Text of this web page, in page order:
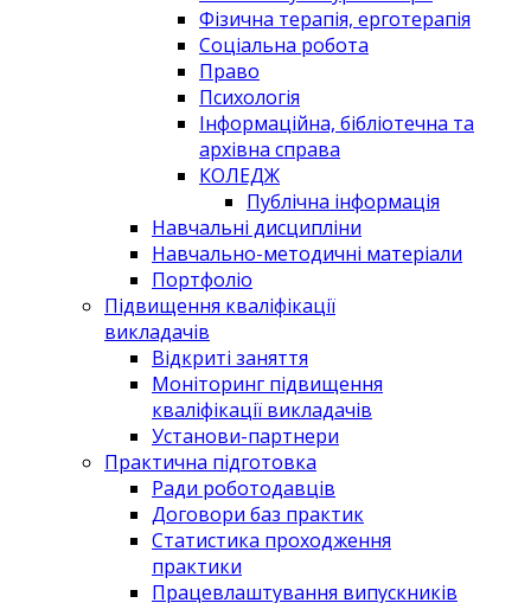
Фізична терапія, ерготерапія
Соціальна робота
Право
Психологія
Інформаційна, бібліотечна та
архівна справа
КОЛЕДЖ
Публічна інформація
Навчальні дисципліни
Навчально-методичні матеріали
Портфоліо
Підвищення кваліфікації
викладачів
Відкриті заняття
Моніторинг підвищення
кваліфікації викладачів
Установи-партнери
Практична підготовка
Ради роботодавців
Договори баз практик
Статистика проходження
практики
Працевлаштування випускників